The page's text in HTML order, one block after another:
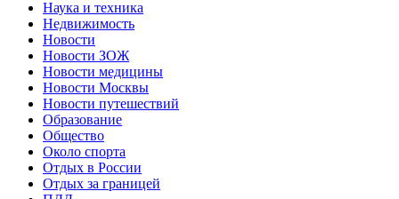
Наука и техника
Недвижимость
Новости
Новости ЗОЖ
Новости медицины
Новости Москвы
Новости путешествий
Образование
Общество
Около спорта
Отдых в России
Отдых за границей